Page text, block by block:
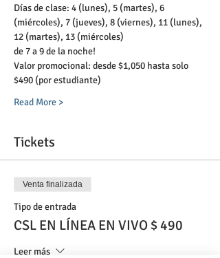
Días de clase: 4 (lunes), 5 (martes), 6
(miércoles), 7 (jueves), 8 (viernes), 11 (lunes),
12 (martes), 13 (miércoles)
de 7 a 9 de la noche!
Valor promocional: desde $1,050 hasta solo
$490 (por estudiante)
Read More >
Tickets
Venta finalizada
Tipo de entrada
CSL EN LÍNEA EN VIVO $ 490
Leer más